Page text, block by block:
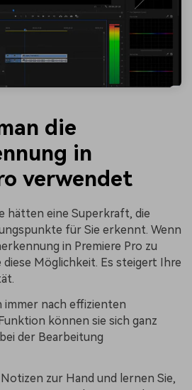
die
in
verwendet
hätten eine Superkraft, die
für Sie erkennt. Wenn
in Premiere Pro zu
diese Möglichkeit. Es steigert Ihre
immer nach effizienten
können sie sich ganz
der Bearbeitung
zur Hand und lernen Sie,